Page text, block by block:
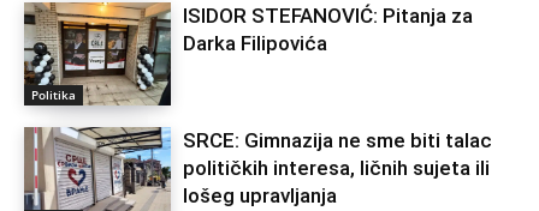
Politika
ISIDOR STEFANOVIĆ: Pitanja za
Darka Filipovića
SRCE: Gimnazija ne sme biti talac
političkih interesa, ličnih sujeta ili
lošeg upravljanja